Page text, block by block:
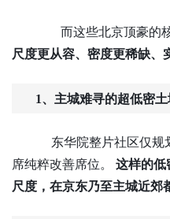
而这些北京顶豪的核
尺度更从容、密度更稀缺、
1、主城难寻的超低密土
东华院整片社区仅规
席纯粹改善席位。 这样的低
尺度，在京东乃至主城近郊